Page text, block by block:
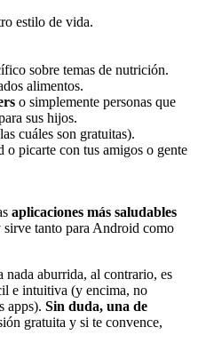
estilo de vida.
sobre temas de nutrición.
alimentos.
o simplemente personas que
sus hijos.
cuáles son gratuitas).
o picarte con tus amigos o gente
aplicaciones más saludables
sirve tanto para Android como
nada aburrida, al contrario, es
e intuitiva (y encima, no
apps). Sin duda, una de
gratuita y si te convence,